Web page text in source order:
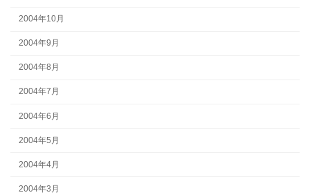
2004年10月
2004年9月
2004年8月
2004年7月
2004年6月
2004年5月
2004年4月
2004年3月